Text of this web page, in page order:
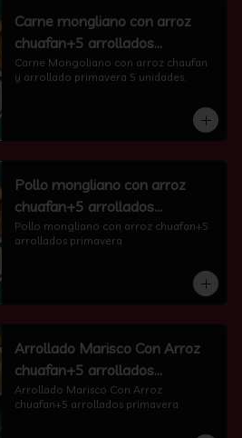
Carne mongliano con arroz
chuafan+5 arrollados
primavera
Carne Mongoliano con arroz chaufan
y arrollado primavera 5 unidades.
Pollo mongliano con arroz
chuafan+5 arrollados
primavera
Pollo mongliano con arroz chuafan+5
arrollados primavera
Arrollado Marisco Con Arroz
chuafan+5 arrollados
primavera
Arrollado Marisco Con Arroz
chuafan+5 arrollados primavera